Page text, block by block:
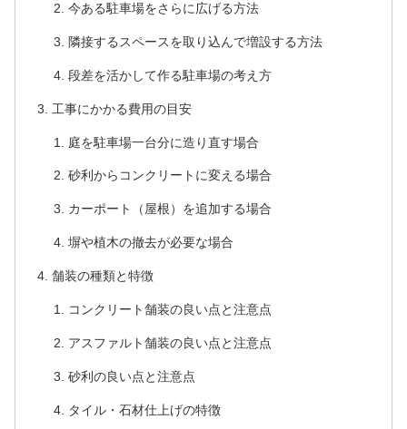
今ある駐車場をさらに広げる方法
隣接するスペースを取り込んで増設する方法
段差を活かして作る駐車場の考え方
工事にかかる費用の目安
庭を駐車場一台分に造り直す場合
砂利からコンクリートに変える場合
カーポート（屋根）を追加する場合
塀や植木の撤去が必要な場合
舗装の種類と特徴
コンクリート舗装の良い点と注意点
アスファルト舗装の良い点と注意点
砂利の良い点と注意点
タイル・石材仕上げの特徴